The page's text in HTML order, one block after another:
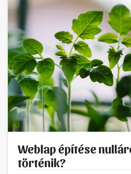
Weblap építése
történik?